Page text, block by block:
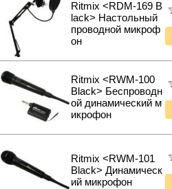
Ritmix <RDM-169 B
lack> Настольный
проводной микроф
он
Ritmix <RWM-100
Black> Беспроводн
ой динамический м
икрофон
Ritmix <RWM-101
Black> Динамическ
ий микрофон